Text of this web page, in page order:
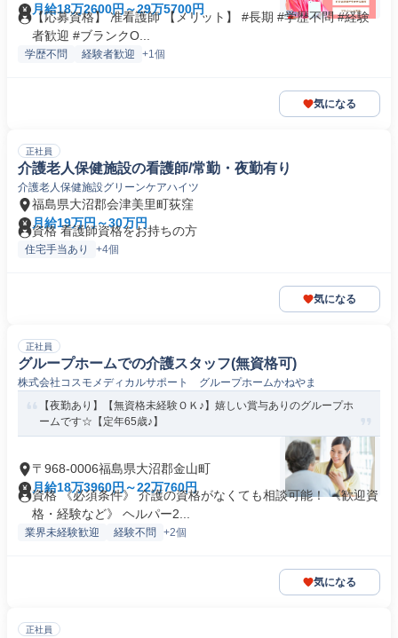
月給18万2600円～29万5700円
【応募資格】 准看護師 【メリット】 #長期 #学歴不問 #経験
者歓迎 #ブランクO...
学歴不問 経験者歓迎 +1個
気になる
正社員
介護老人保健施設の看護師/常勤・夜勤有り
介護老人保健施設グリーンケアハイツ
福島県大沼郡会津美里町荻窪
月給19万円～30万円
資格 看護師資格をお持ちの方
住宅手当あり +4個
気になる
正社員
グループホームでの介護スタッフ(無資格可)
株式会社コスモメディカルサポート グループホームかねやま
【夜勤あり】【無資格未経験ＯＫ♪】嬉しい賞与ありのグループホ
ームです☆【定年65歳♪】
〒968-0006福島県大沼郡金山町
月給18万3960円～22万760円
資格 《必須条件》 介護の資格がなくても相談可能！ 《歓迎資
格・経験など》 ヘルパー2...
業界未経験歓迎 経験不問 +2個
気になる
正社員